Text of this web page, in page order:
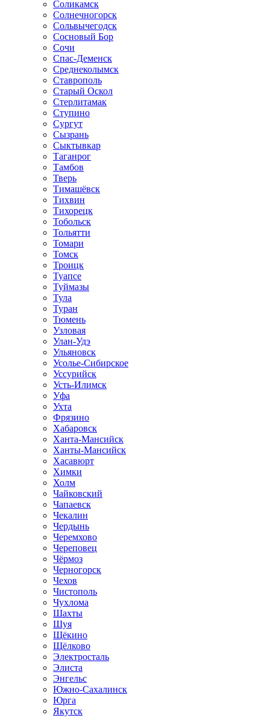
Соликамск
Солнечногорск
Сольвычегодск
Сосновый Бор
Сочи
Спас-Деменск
Среднеколымск
Ставрополь
Старый Оскол
Стерлитамак
Ступино
Сургут
Сызрань
Сыктывкар
Таганрог
Тамбов
Тверь
Тимашёвск
Тихвин
Тихорецк
Тобольск
Тольятти
Томари
Томск
Троицк
Туапсе
Туймазы
Тула
Туран
Тюмень
Узловая
Улан-Удэ
Ульяновск
Усолье-Сибирское
Уссурийск
Усть-Илимск
Уфа
Ухта
Фрязино
Хабаровск
Ханта-Мансийск
Ханты-Мансийск
Хасавюрт
Химки
Холм
Чайковский
Чапаевск
Чекалин
Чердынь
Черемхово
Череповец
Чёрмоз
Черногорск
Чехов
Чистополь
Чухлома
Шахты
Шуя
Щёкино
Щёлково
Электросталь
Элиста
Энгельс
Южно-Сахалинск
Юрга
Якутск